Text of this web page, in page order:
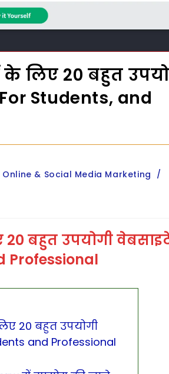
के लिए 20 बहुत
Students, and
Online & Social Media Marketing /
20 बहुत उपयोगी
Professional
20 बहुत उपयोगी
and Professional